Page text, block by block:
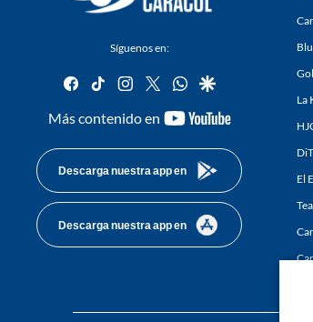
Síguenos en:
facebook
tiktok instagram
twitterwhatsapp
google
Más contenido en
youtube-
Descarga nuestra app en
Descarga nuestra app en
La
El